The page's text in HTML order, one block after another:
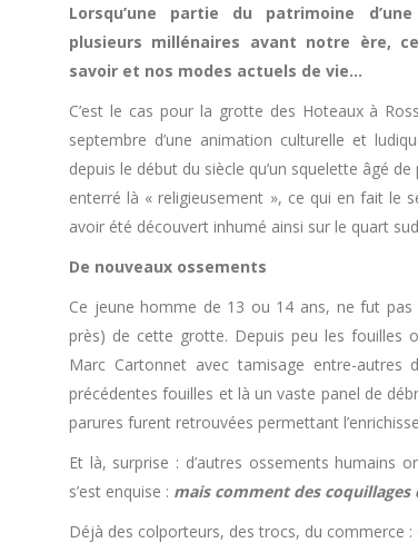
Lorsqu’une partie du patrimoine
plusieurs millénaires avant notre ère,
savoir et nos modes actuels de vie…
C’est le cas pour la grotte des Hoteaux à
septembre d’une animation culturelle et
depuis le début du siècle qu’un squelette âgé
enterré là « religieusement », ce qui en fait le
avoir été découvert inhumé ainsi sur le quart
De nouveaux ossements
Ce jeune homme de 13 ou 14 ans, ne fut
près) de cette grotte. Depuis peu les fouilles
Marc Cartonnet avec tamisage entre-autres
précédentes fouilles et là un vaste panel de
parures furent retrouvées permettant
Et là, surprise : d’autres ossements humains
s’est enquise : mais comment des
Déjà des colporteurs, des trocs, du commerce :